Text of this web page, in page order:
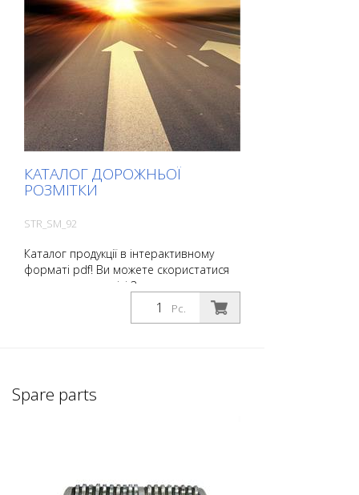
КАТАЛОГ ДОРОЖНЬОЇ
РОЗМІТКИ
STR_SM_92
Каталог продукції в інтерактивному
форматі pdf! Ви можете скористатися
каталогом у розділі Завантаження на
обраній вами мові. Якщо вам також
потрібен каталог з цінами (тільки для
Якщо вам потрібна додаткова
Pc.
Spare parts